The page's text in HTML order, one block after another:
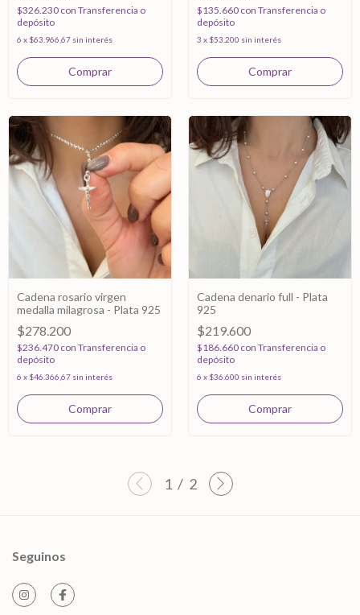
$326.230 con Transferencia o
depósito
6 x $63.966,67 sin interés
$135.660 con Transferencia o
depósito
3 x $53.200 sin interés
Cadena rosario virgen
medalla milagrosa - Plata 925
$278.200
$236.470 con Transferencia o
depósito
6 x $46.366,67 sin interés
Cadena denario full - Plata
925
$219.600
$186.660 con Transferencia o
depósito
6 x $36.600 sin interés
1 / 2
Seguinos